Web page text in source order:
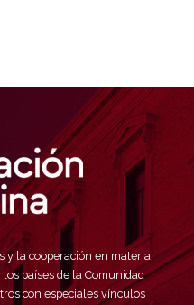
y la cooperación en materia
países de la Comunidad
con especiales vínculos